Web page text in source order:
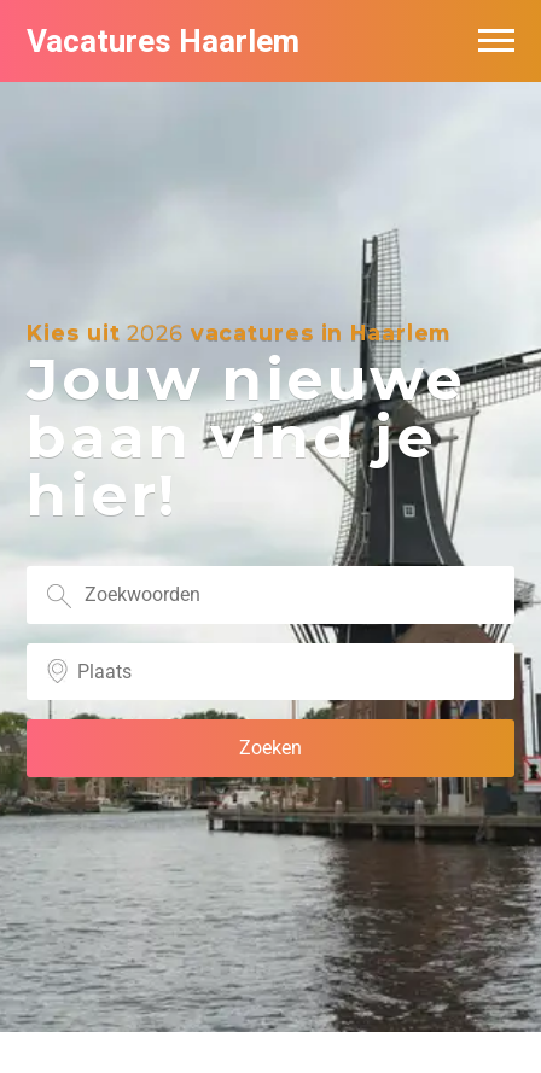
Vacatures Haarlem
Kies uit2026 vacatures in Haarlem
Jouw nieuwe
baan vind je
hier!
Vacatures per bedrijf in Haarlem